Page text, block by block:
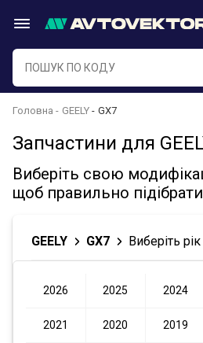
Головна GEELY GX7
Запчастини для
Виберіть свою
щоб правильно
GEELY GX7 Виберіть
2026 2025 2024
2021 2020 2019